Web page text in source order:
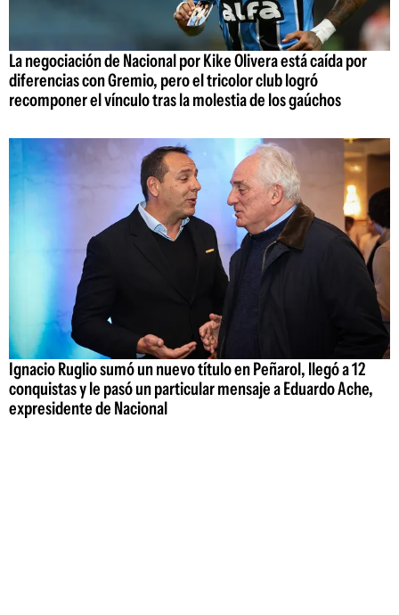
La negociación de Nacional por Kike Olivera está caída por
diferencias con Gremio, pero el tricolor club logró
recomponer el vínculo tras la molestia de los gaúchos
Ignacio Ruglio sumó un nuevo título en Peñarol, llegó a 12
conquistas y le pasó un particular mensaje a Eduardo Ache,
expresidente de Nacional